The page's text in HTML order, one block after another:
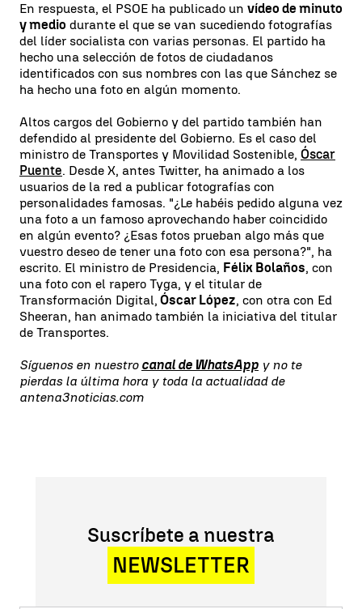
En respuesta, el PSOE ha publicado un vídeo de minuto
y medio durante el que se van sucediendo fotografías
del líder socialista con varias personas. El partido ha
hecho una selección de fotos de ciudadanos
identificados con sus nombres con las que Sánchez se
ha hecho una foto en algún momento.
Altos cargos del Gobierno y del partido también han
defendido al presidente del Gobierno. Es el caso del
ministro de Transportes y Movilidad Sostenible, Óscar
Puente. Desde X, antes Twitter, ha animado a los
usuarios de la red a publicar fotografías con
personalidades famosas. "¿Le habéis pedido alguna vez
una foto a un famoso aprovechando haber coincidido
en algún evento? ¿Esas fotos prueban algo más que
vuestro deseo de tener una foto con esa persona?", ha
escrito. El ministro de Presidencia, Félix Bolaños, con
una foto con el rapero Tyga, y el titular de
Transformación Digital, Óscar López, con otra con Ed
Sheeran, han animado también la iniciativa del titular
de Transportes.
Síguenos en nuestro canal de WhatsApp y no te
pierdas la última hora y toda la actualidad de
antena3noticias.com
Suscríbete a nuestra
NEWSLETTER